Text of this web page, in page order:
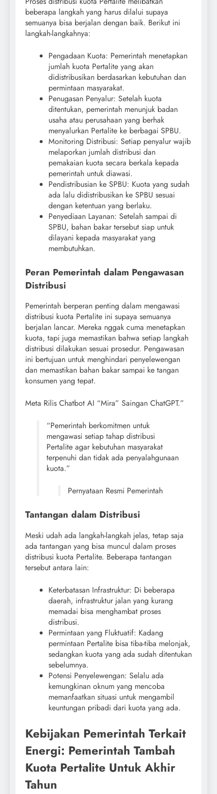
beberapa langkah yang harus dilalui supaya
semuanya bisa berjalan dengan baik. Berikut ini
langkah-langkahnya:
Pengadaan Kuota: Pemerintah menetapkan
jumlah kuota Pertalite yang akan
didistribusikan berdasarkan kebutuhan dan
permintaan masyarakat.
Penugasan Penyalur: Setelah kuota
ditentukan, pemerintah menunjuk badan
usaha atau perusahaan yang berhak
menyalurkan Pertalite ke berbagai SPBU.
Monitoring Distribusi: Setiap penyalur wajib
melaporkan jumlah distribusi dan
pemakaian kuota secara berkala kepada
pemerintah untuk diawasi.
Pendistribusian ke SPBU: Kuota yang sudah
ada lalu didistribusikan ke SPBU sesuai
dengan ketentuan yang berlaku.
Penyediaan Layanan: Setelah sampai di
SPBU, bahan bakar tersebut siap untuk
dilayani kepada masyarakat yang
membutuhkan.
Peran Pemerintah dalam Pengawasan
Distribusi
Pemerintah berperan penting dalam mengawasi
distribusi kuota Pertalite ini supaya semuanya
berjalan lancar. Mereka nggak cuma menetapkan
kuota, tapi juga memastikan bahwa setiap langkah
distribusi dilakukan sesuai prosedur. Pengawasan
ini bertujuan untuk menghindari penyelewengan
dan memastikan bahan bakar sampai ke tangan
konsumen yang tepat.
Meta Rilis Chatbot AI “Mira” Saingan ChatGPT.”
“Pemerintah berkomitmen untuk
mengawasi setiap tahap distribusi
Pertalite agar kebutuhan masyarakat
terpenuhi dan tidak ada penyalahgunaan
kuota.”
Pernyataan Resmi Pemerintah
Tantangan dalam Distribusi
Meski udah ada langkah-langkah jelas, tetap saja
ada tantangan yang bisa muncul dalam proses
distribusi kuota Pertalite. Beberapa tantangan
tersebut antara lain:
Keterbatasan Infrastruktur: Di beberapa
daerah, infrastruktur jalan yang kurang
memadai bisa menghambat proses
distribusi.
Permintaan yang Fluktuatif: Kadang
permintaan Pertalite bisa tiba-tiba melonjak,
sedangkan kuota yang ada sudah ditentukan
sebelumnya.
Potensi Penyelewengan: Selalu ada
kemungkinan oknum yang mencoba
memanfaatkan situasi untuk mengambil
keuntungan pribadi dari kuota yang ada.
Kebijakan Pemerintah Terkait
Energi: Pemerintah Tambah
Kuota Pertalite Untuk Akhir
Tahun